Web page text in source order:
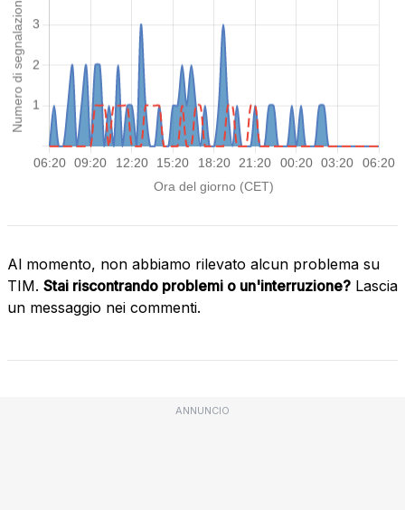
Al momento, non abbiamo rilevato alcun problema su
TIM. Stai riscontrando problemi o un'interruzione? Lascia
un messaggio nei commenti.
ANNUNCIO